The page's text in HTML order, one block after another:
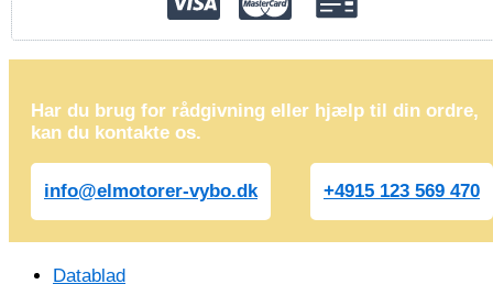
Har du brug for rådgivning eller hjælp til din ordre,
kan du kontakte os.
info@elmotorer-vybo.dk +4915 123 569 470
Datablad